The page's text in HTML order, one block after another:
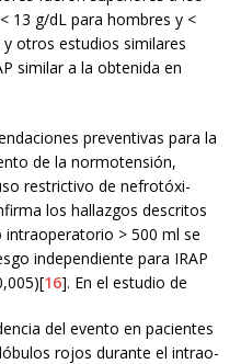
13 g/dL para hombres y <
y otros estudios similares
similar a la obtenida en
preventivas para la
de la normotensión,
restrictivo de nefrotóxi-
los hallazgos descritos
intraoperatorio > 500 ml se
independiente para IRAP
16]. En el estudio de
del evento en pacientes
rojos durante el intrao-